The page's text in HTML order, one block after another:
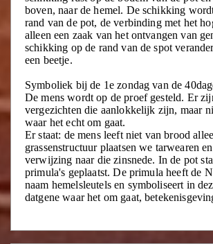
boven, naar de hemel. De schikking
rand van de pot, de verbinding met het
alleen een zaak van het ontvangen van
schikking op de rand van de spot
een beetje.
Symboliek bij de 1e zondag van de
De mens wordt op de proef gesteld. Er
vergezichten die aanlokkelijk zijn, maar
waar het echt om gaat.
Er staat: de mens leeft niet van brood
grassenstructuur plaatsen we tarwearen
verwijzing naar die zinsnede. In de pot
primula's geplaatst. De primula heeft de
naam hemelsleutels en symboliseert in
datgene waar het om gaat,